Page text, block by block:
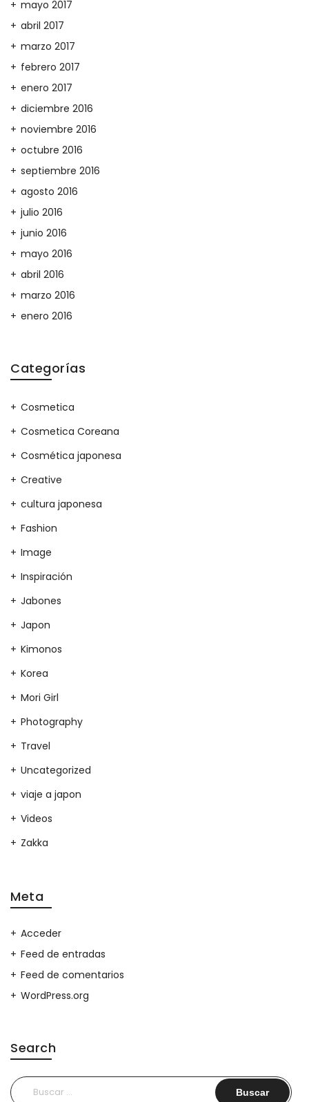
mayo 2017
abril 2017
marzo 2017
febrero 2017
enero 2017
diciembre 2016
noviembre 2016
octubre 2016
septiembre 2016
agosto 2016
julio 2016
junio 2016
mayo 2016
abril 2016
marzo 2016
enero 2016
Categorías
Cosmetica
Cosmetica Coreana
Cosmética japonesa
Creative
cultura japonesa
Fashion
Image
Inspiración
Jabones
Japon
Kimonos
Korea
Mori Girl
Photography
Travel
Uncategorized
viaje a japon
Videos
Zakka
Meta
Acceder
Feed de entradas
Feed de comentarios
WordPress.org
Search
Buscar: